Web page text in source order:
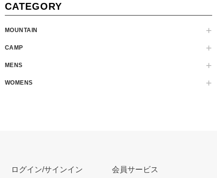
CATEGORY
MOUNTAIN
CAMP
MENS
WOMENS
ログイン/サインイン 会員サービス